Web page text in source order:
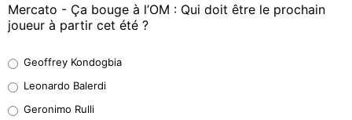
Mercato - Ça bouge à l’OM : Qui doit être le prochain
joueur à partir cet été ?
38%
Geoffrey Kondogbia
Leonardo Balerdi
Geronimo Rulli